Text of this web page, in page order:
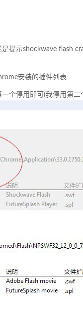
提示shockwave flash
安装的插件列表
个停用即可(我停用第二